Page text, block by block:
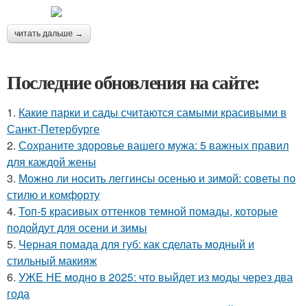
читать дальше →
Последние обновления на сайте:
1. Какие парки и сады считаются самыми красивыми в
Санкт-Петербурге
2. Сохраните здоровье вашего мужа: 5 важных правил
для каждой жены
3. Можно ли носить леггинсы осенью и зимой: советы по
стилю и комфорту
4. Топ-5 красивых оттенков темной помады, которые
подойдут для осени и зимы
5. Черная помада для губ: как сделать модный и
стильный макияж
6. УЖЕ НЕ модно в 2025: что выйдет из моды через два
года